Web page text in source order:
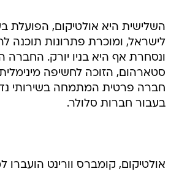
השלישית היא אולטיקום, הפועלת
לישראל, ומוכרת פתרונות תוכנה
ונסחרת אף היא בניו יורק. החברה
סטארהום, הזוכה לחשיפה
בעבור חברות סלולר.
אולטיקום, קומברס וורינט הועברו